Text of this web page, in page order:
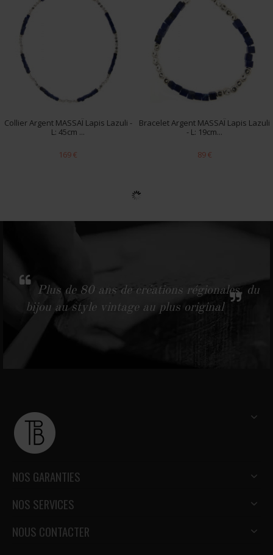
Collier Argent MASSAÏ Lapis Lazuli -
L: 45cm ...
169 €
Bracelet Argent MASSAÏ Lapis Lazuli
- L: 19cm...
89 €
Plus de 80 ans de créations régionales, du
bijou au style vintage au plus original
NOS GARANTIES
NOS SERVICES
NOUS CONTACTER